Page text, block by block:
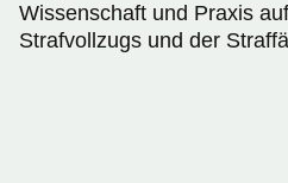
Wissenschaft und Praxis
Strafvollzugs und der